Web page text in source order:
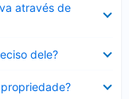
através de
dele?